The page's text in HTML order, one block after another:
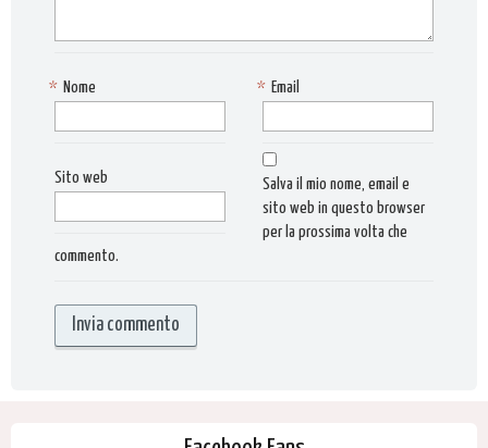
Nome
* Email
*
Sito web
Salva il mio nome, email e
sito web in questo browser
per la prossima volta che
commento.